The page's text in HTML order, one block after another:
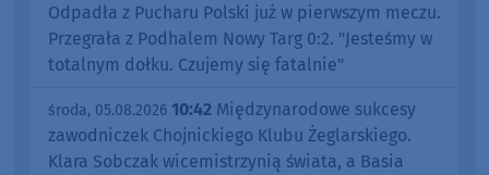
Odpadła z Pucharu Polski już w pierwszym meczu.
Przegrała z Podhalem Nowy Targ 0:2. "Jesteśmy w
totalnym dołku. Czujemy się fatalnie"
środa, 05.08.2026 10:42 Międzynarodowe sukcesy
zawodniczek Chojnickiego Klubu Żeglarskiego.
Klara Sobczak wicemistrzynią świata, a Basia